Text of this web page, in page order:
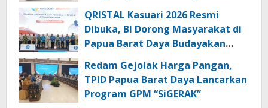
QRISTAL Kasuari 2026 Resmi
Dibuka, BI Dorong Masyarakat di
Papua Barat Daya Budayakan
Redam Gejolak Harga Pangan,
TPID Papua Barat Daya Lancarkan
Program GPM “SiGERAK”